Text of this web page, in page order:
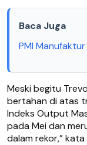
Baca Juga
PMI
Meski begitu
bertahan di atas
Indeks Output
pada Mei dan
dalam rekor,” kata